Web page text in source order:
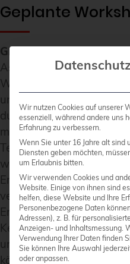
Geplante
GPG-Workshop
Asymmetrische
Werkzeug im Debian-
um Vertrauen
durch E-Mail-
mehr zu sichern. In
Teilnehmer, einen PGP-
wichtige Aufgaben wie
Entschlüsselung,
verschlüsselter E-Mails
Erstellung wird der
Keyserver hochgeladen,
unserer Continuous
können.
Wir nutzen Cookies auf unserer
essenziell, während andere uns
Erfahrung zu verbessern.
Wenn Sie unter 16 Jahre alt
Diensten geben möchten,
um Erlaubnis bitten.
Wir verwenden Cookies und
Website. Einige von ihnen sind
helfen, diese Website und Ihre
Personenbezogene Daten
Adressen), z. B. für
Anzeigen- und Inhaltsmessung.
Verwendung Ihrer Daten finden
Sie können Ihre Auswahl
oder anpassen.